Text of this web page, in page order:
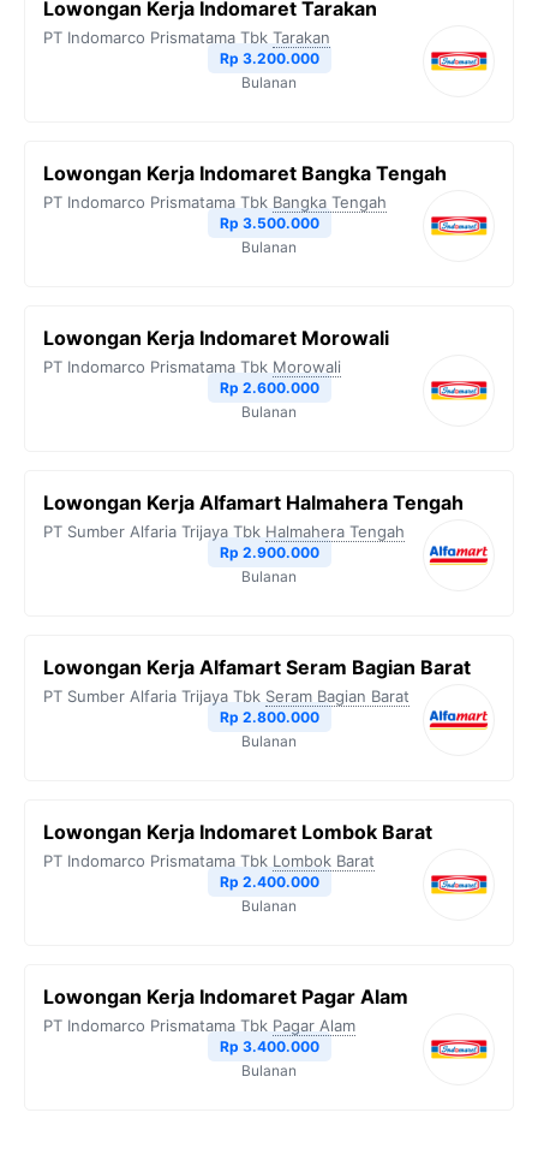
Lowongan Kerja Indomaret Tarakan
PT Indomarco Prismatama Tbk Tarakan
Rp 3.200.000
Bulanan
Lowongan Kerja Indomaret Bangka Tengah
PT Indomarco Prismatama Tbk Bangka Tengah
Rp 3.500.000
Bulanan
Lowongan Kerja Indomaret Morowali
PT Indomarco Prismatama Tbk Morowali
Rp 2.600.000
Bulanan
Lowongan Kerja Alfamart Halmahera Tengah
PT Sumber Alfaria Trijaya Tbk Halmahera Tengah
Rp 2.900.000
Bulanan
Lowongan Kerja Alfamart Seram Bagian Barat
PT Sumber Alfaria Trijaya Tbk Seram Bagian Barat
Rp 2.800.000
Bulanan
Lowongan Kerja Indomaret Lombok Barat
PT Indomarco Prismatama Tbk Lombok Barat
Rp 2.400.000
Bulanan
Lowongan Kerja Indomaret Pagar Alam
PT Indomarco Prismatama Tbk Pagar Alam
Rp 3.400.000
Bulanan